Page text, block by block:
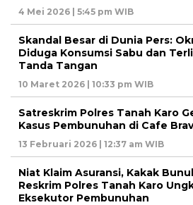
4 Mei 2026 | 5:45 pm WIB
Skandal Besar di Dunia Pers:
Diduga Konsumsi Sabu dan
Tanda Tangan
10 Maret 2026 | 10:33 pm WIB
Satreskrim Polres Tanah Karo
Kasus Pembunuhan di Cafe
13 Februari 2026 | 12:37 am WIB
Niat Klaim Asuransi, Kakak
Reskrim Polres Tanah Karo
Eksekutor Pembunuhan